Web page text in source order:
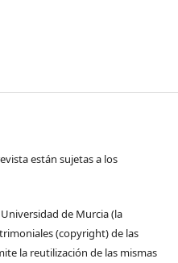
están sujetas a los
de Murcia (la
(copyright) de las
la reutilización de las mismas